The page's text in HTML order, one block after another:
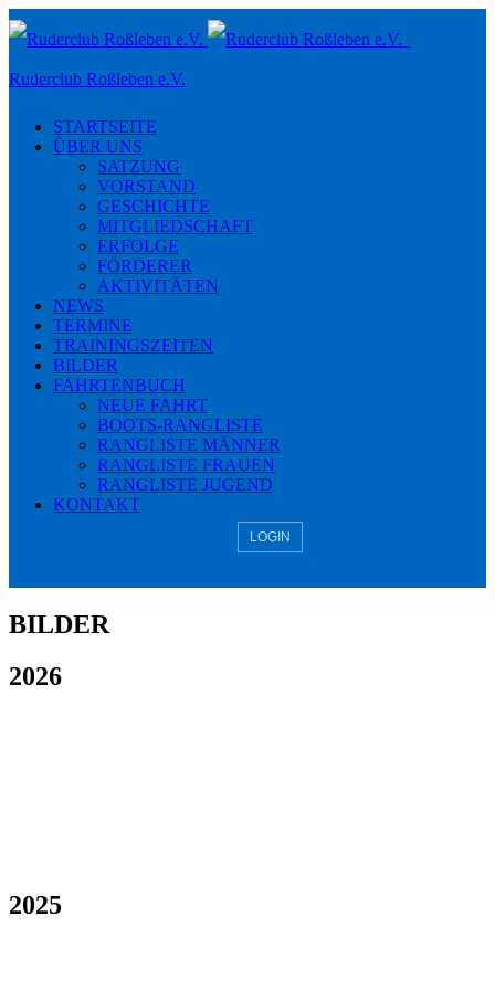
Toggle
navigation
Ruderclub Roßleben e.V.
STARTSEITE
ÜBER UNS
SATZUNG
VORSTAND
GESCHICHTE
MITGLIEDSCHAFT
ERFOLGE
FÖRDERER
AKTIVITÄTEN
NEWS
TERMINE
TRAININGSZEITEN
BILDER
FAHRTENBUCH
NEUE FAHRT
BOOTS-RANGLISTE
RANGLISTE MÄNNER
RANGLISTE FRAUEN
RANGLISTE JUGEND
KONTAKT
LOGIN
BILDER
2026
2025